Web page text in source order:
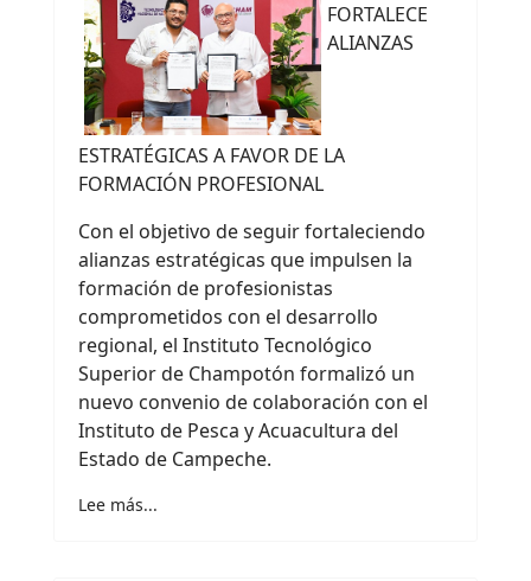
FORTALECE
ALIANZAS
ESTRATÉGICAS A FAVOR DE LA
FORMACIÓN PROFESIONAL
Con el objetivo de seguir fortaleciendo
alianzas estratégicas que impulsen la
formación de profesionistas
comprometidos con el desarrollo
regional, el Instituto Tecnológico
Superior de Champotón formalizó un
nuevo convenio de colaboración con el
Instituto de Pesca y Acuacultura del
Estado de Campeche.
Lee más...